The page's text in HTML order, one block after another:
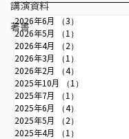
講演資料
著書
2026年4月13日、4月20日配信
インタビュー記事が掲載され
立つ日本の国家戦略（上）ー
構造」 4/20配信 「岐路に立
なる課題と日本のチャンス」
4月21日 読了時間: 1分
取材記事･寄稿・論文 等
2026年6月 （3）
2026年5月
（1）
2026年4月
（2）
2026年3月
（1）
2026年2月
（4）
2025年10月
（1）
2025年7月
（1）
2025年6月
（4）
2025年5月
（2）
2025年4月
（1）